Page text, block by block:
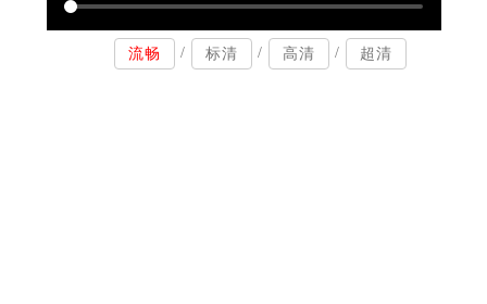
流畅 / 标清 / 高清 / 超清